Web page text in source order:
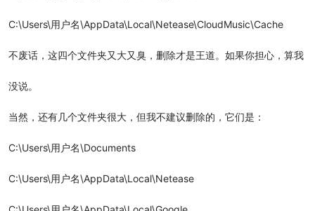
C:\Users\用户名\AppData\Local\Netease\CloudMusic\Cache
不废话，这四个文件夹又大又臭，删除才是王道。如果你担心，算我
没说。
当然，还有几个文件夹很大，但我不建议删除的，它们是：
C:\Users\用户名\Documents
C:\Users\用户名\AppData\Local\Netease